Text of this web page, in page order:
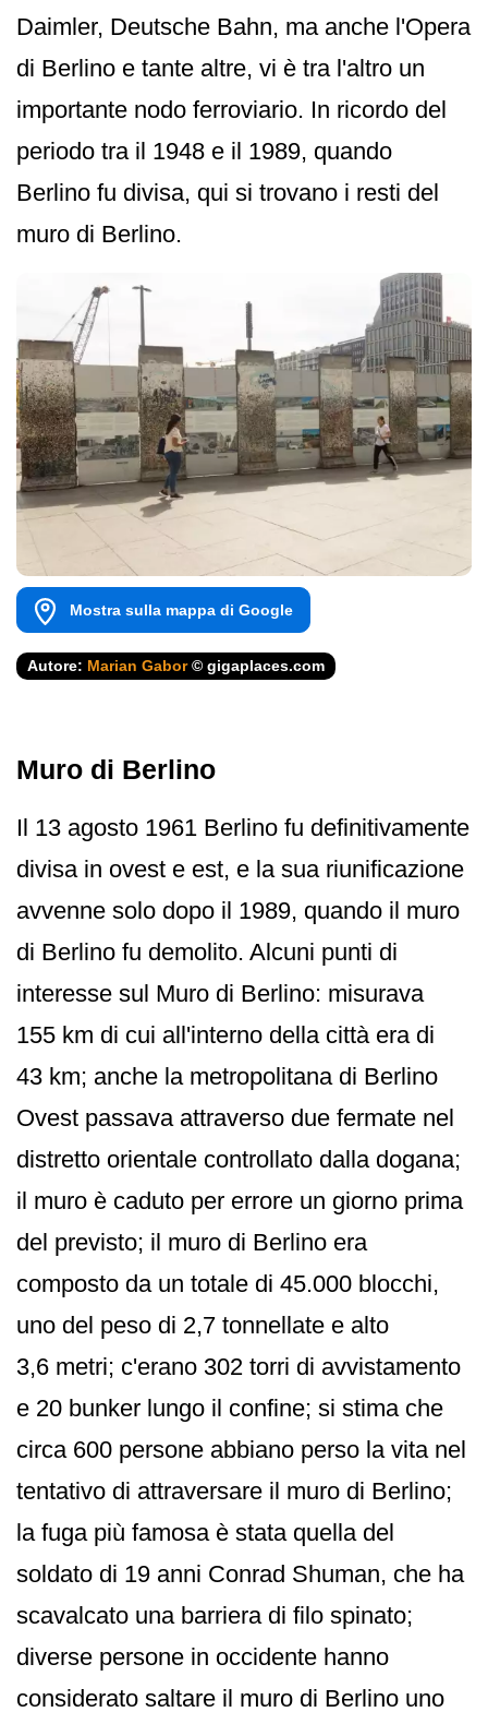
Daimler, Deutsche Bahn, ma anche l'Opera
di Berlino e tante altre, vi è tra l'altro un
importante nodo ferroviario. In ricordo del
periodo tra il 1948 e il 1989, quando
Berlino fu divisa, qui si trovano i resti del
muro di Berlino.
Mostra sulla mappa di Google
Autore: Marian Gabor© gigaplaces.com
Muro di Berlino
Il 13 agosto 1961 Berlino fu definitivamente
divisa in ovest e est, e la sua riunificazione
avvenne solo dopo il 1989, quando il muro
di Berlino fu demolito. Alcuni punti di
interesse sul Muro di Berlino: misurava
155 km di cui all'interno della città era di
43 km; anche la metropolitana di Berlino
Ovest passava attraverso due fermate nel
distretto orientale controllato dalla dogana;
il muro è caduto per errore un giorno prima
del previsto; il muro di Berlino era
composto da un totale di 45.000 blocchi,
uno del peso di 2,7 tonnellate e alto
3,6 metri; c'erano 302 torri di avvistamento
e 20 bunker lungo il confine; si stima che
circa 600 persone abbiano perso la vita nel
tentativo di attraversare il muro di Berlino;
la fuga più famosa è stata quella del
soldato di 19 anni Conrad Shuman, che ha
scavalcato una barriera di filo spinato;
diverse persone in occidente hanno
considerato saltare il muro di Berlino uno